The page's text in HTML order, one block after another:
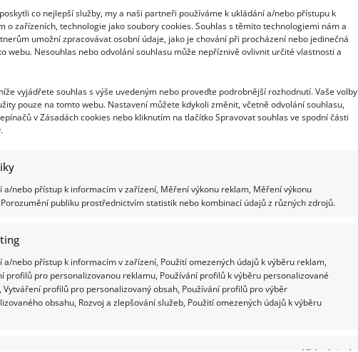
co nejlepší služby, my a naši partneři používáme k ukládání a/nebo přístupu k
o zařízeních, technologie jako soubory cookies. Souhlas s těmito technologiemi nám a
umožní zpracovávat osobní údaje, jako je chování při procházení nebo jedinečná
webu. Nesouhlas nebo odvolání souhlasu může nepříznivě ovlivnit určité vlastnosti a
vyjádřete souhlas s výše uvedeným nebo proveďte podrobnější rozhodnutí. Vaše volby
pouze na tomto webu. Nastavení můžete kdykoli změnit, včetně odvolání souhlasu,
v Zásadách cookies nebo kliknutím na tlačítko Spravovat souhlas ve spodní části
a/nebo přístup k informacím v zařízení, Měření výkonu reklam, Měření výkonu
publiku prostřednictvím statistik nebo kombinací údajů z různých zdrojů.
a/nebo přístup k informacím v zařízení, Použití omezených údajů k výběru reklam,
profilů pro personalizovanou reklamu, Používání profilů k výběru personalizované
Vytváření profilů pro personalizovaný obsah, Používání profilů pro výběr
obsahu, Rozvoj a zlepšování služeb, Použití omezených údajů k výběru